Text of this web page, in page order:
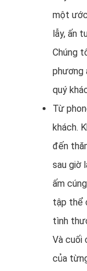
một
lẫy, ấn
Chúng
phương
quý
Từ
khách.
đến
sau giờ
ấm
tập thể
tình
Và cuối
của